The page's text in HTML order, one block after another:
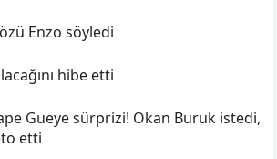
Enzo söyledi
hibe etti
Gueye sürprizi! Okan Buruk istedi,
etti